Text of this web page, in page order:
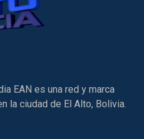
EAN es una red y marca
la ciudad de El Alto, Bolivia.